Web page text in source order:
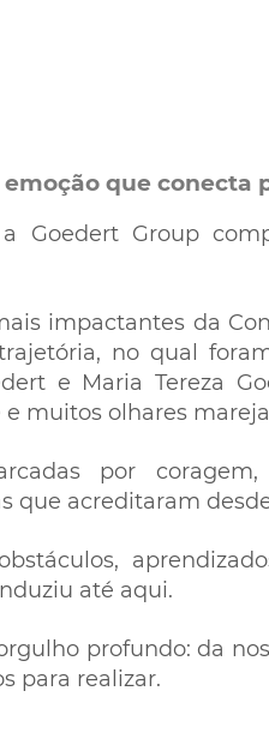
que conecta
Goedert Group
impactantes da
no qual
e Maria Tereza
muitos olhares
por coragem,
que acreditaram
até aqui.
profundo: da
para realizar.